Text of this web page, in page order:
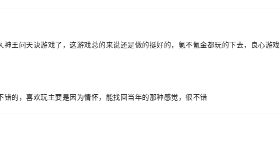
神王问天诀游戏了，这游戏总的来说还是做的挺好的，氪不氪金都玩的下去，良心游戏
错的，喜欢玩主要是因为情怀，能找回当年的那种感觉，很不错